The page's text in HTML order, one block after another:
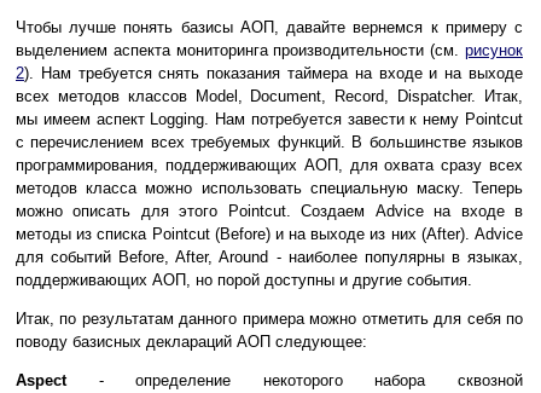
Чтобы лучше понять базисы АОП, давайте вернемся к примеру с
выделением аспекта мониторинга производительности (см. рисунок
2). Нам требуется снять показания таймера на входе и на выходе
всех методов классов Model, Document, Record, Dispatcher. Итак,
мы имеем аспект Logging. Нам потребуется завести к нему Pointcut
с перечислением всех требуемых функций. В большинстве языков
программирования, поддерживающих АОП, для охвата сразу всех
методов класса можно использовать специальную маску. Теперь
можно описать для этого Pointcut. Создаем Advice на входе в
методы из списка Pointcut (Before) и на выходе из них (After). Advice
для событий Before, After, Around - наиболее популярны в языках,
поддерживающих АОП, но порой доступны и другие события.
Итак, по результатам данного примера можно отметить для себя по
поводу базисных деклараций АОП следующее:
Aspect- определение некоторого набора сквозной